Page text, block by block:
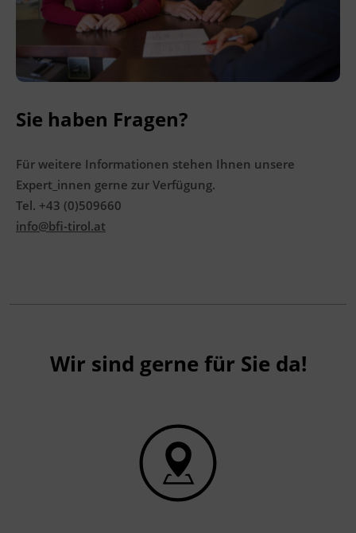
Sie haben Fragen?
Für weitere Informationen stehen Ihnen unsere
Expert_innen gerne zur Verfügung.
Tel. +43 (0)509660
info@bfi-tirol.at
Wir sind gerne für Sie da!